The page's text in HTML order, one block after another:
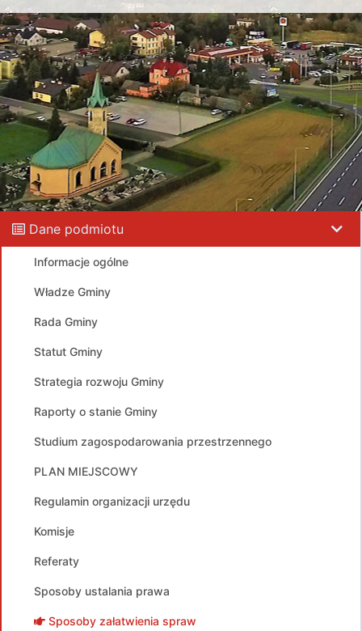
Dane podmiotu
Informacje ogólne
Władze Gminy
Rada Gminy
Statut Gminy
Strategia rozwoju Gminy
Raporty o stanie Gminy
Studium zagospodarowania przestrzennego
PLAN MIEJSCOWY
Regulamin organizacji urzędu
Komisje
Referaty
Sposoby ustalania prawa
Sposoby załatwienia spraw